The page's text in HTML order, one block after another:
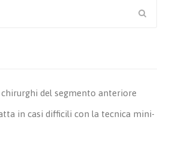
del segmento anteriore
in casi difficili con la tecnica mini-